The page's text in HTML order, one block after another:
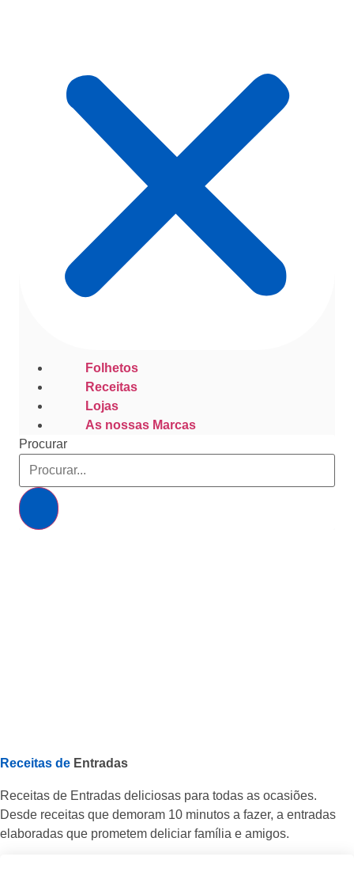
Folhetos
Receitas
Lojas
As nossas Marcas
Procurar
Receitas de Entradas
Receitas de Entradas deliciosas para todas as ocasiões.
Desde receitas que demoram 10 minutos a fazer, a entradas
elaboradas que prometem deliciar família e amigos.